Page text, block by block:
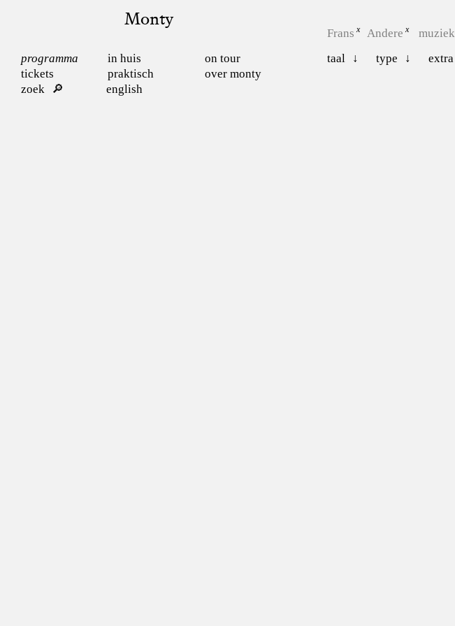
Monty
programma in huis
on tour
tickets
praktisch
over monty
zoek
english
Frans Andere muziek
taal
type extra